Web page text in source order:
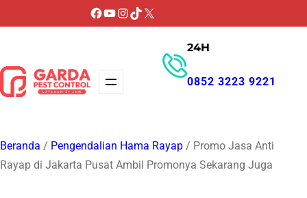
ke
Facebook
YouTube
Instagram
TikTok
X
24H
0852 3223 9221
Beranda / Pengendalian Hama Rayap / Promo Jasa Anti
Rayap di Jakarta Pusat Ambil Promonya Sekarang Juga